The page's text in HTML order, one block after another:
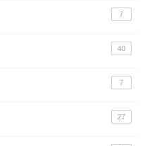
7
40
7
27